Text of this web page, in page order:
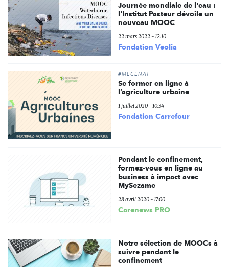
Journée mondiale de l'eau :
l'Institut Pasteur dévoile un
nouveau MOOC
22 mars 2022 - 12:10
Fondation Veolia
#MÉCÉNAT
Se former en ligne à
l’agriculture urbaine
1 juillet 2020 - 10:34
Fondation Carrefour
Pendant le confinement,
formez-vous en ligne au
business à impact avec
MySezame
28 avril 2020 - 17:00
Carenews PRO
Notre sélection de MOOCs à
suivre pendant le
confinement